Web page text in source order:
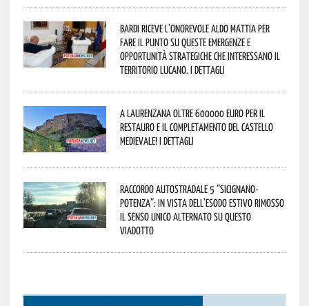
Bardi riceve l’onorevole Aldo Mattia per
fare il punto su queste emergenze e
opportunità strategiche che interessano il
territorio lucano. I dettagli
A Laurenzana oltre 600000 euro per il
restauro e il completamento del Castello
Medievale! I dettagli
Raccordo Autostradale 5 “Sicignano-
Potenza”: in vista dell’esodo estivo rimosso
il senso unico alternato su questo
viadotto